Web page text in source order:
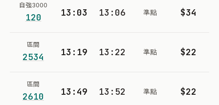
自強3000
120 13:03 13:06 準點 $34
區間
2534 13:19 13:22 準點 $22
區間
2610 13:49 13:52 準點 $22